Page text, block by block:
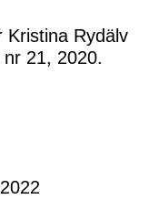
Kristina Rydälv
21, 2020.